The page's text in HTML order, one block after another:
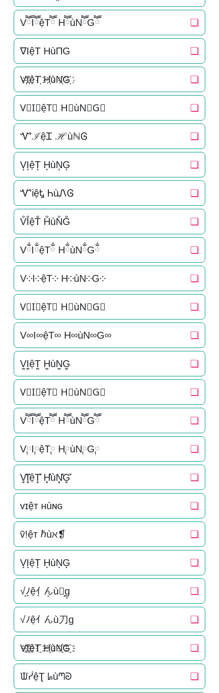
VཽIཽệTཽ HཽùNཽGཽ ❏
∇IệT HùΠG ❏
V҉I҉ệT҉ H҉ùN҉G҉ ❏
V⃜I⃜ệT⃜ H⃜ùN⃜G⃜ ❏
ᏉℐệᏆ ℋùℕᎶ ❏
V͎I͎ệT͎ H͎ùN͎G͎ ❏
ᏉiệᎿ ᏂùᏁᎶ ❏
V̐I̐ệT̐ H̐ùN̐G̐ ❏
VྂIྂệTྂ HྂùNྂGྂ ❏
V༶I༶ệT༶ H༶ùN༶G༶ ❏
V⃕I⃕ệT⃕ H⃕ùN⃕G⃕ ❏
V∞I∞ệT∞ H∞ùN∞G∞ ❏
V͚I͚ệT͚ H͚ùN͚G͚ ❏
V⃒I⃒ệT⃒ H⃒ùN⃒G⃒ ❏
VཽIཽệTཽ HཽùNཽGཽ ❏
V༙I༙ệT༙ H༙ùN༙G༙ ❏
V͓̽I͓̽ệT͓̽ H͓̽ùN͓̽G͓̽ ❏
ᴠɪệᴛ ʜùɴɢ ❏
ṽ!ệт ℏùℵ❡ ❏
V̝I̝ệT̝ H̝ùN̝G̝ ❏
√̝ﾉ̝ệｲ̝ ん̝ù刀̝g̝ ❏
√ﾉệｲ んù刀g ❏
V҈I҈ệT҈ H҈ùN҈G҈ ❏
ᙡᓮệƮ ᖺùᘉᘐ ❏